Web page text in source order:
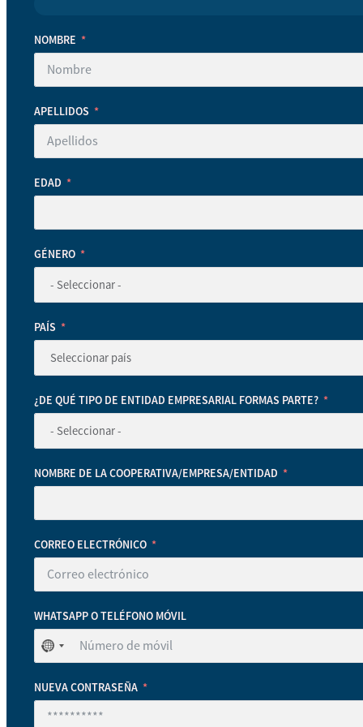
NOMBRE
APELLIDOS
EDAD
GÉNERO
PAÍS
¿DE QUÉ TIPO DE ENTIDAD EMPRESARIAL FORMAS PARTE?
NOMBRE DE LA COOPERATIVA/EMPRESA/ENTIDAD
CORREO ELECTRÓNICO
WHATSAPP O TELÉFONO MÓVIL
No
se
ha
seleccionado
ningún
NUEVA CONTRASEÑA